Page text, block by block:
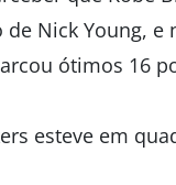
Nick Young,
ótimos 16
esteve em